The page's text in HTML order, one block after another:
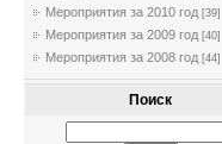
Мероприятия за 2010 год [39]
Мероприятия за 2009 год [40]
Мероприятия за 2008 год [44]
Поиск